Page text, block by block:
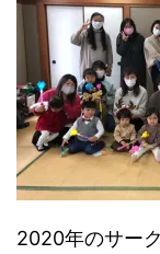
2020年のサー